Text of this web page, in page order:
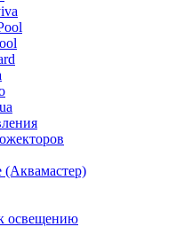
(Аквамастер)
освещению